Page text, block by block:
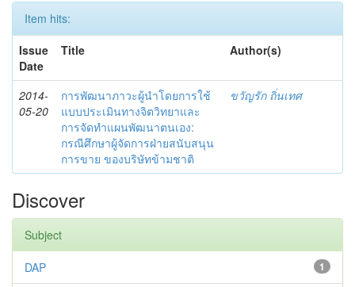
Item hits:
Issue
Date
Title Author(s)
2014-
05-20
การพัฒนาภาวะผู้นำโดยการใช้
แบบประเมินทางจิตวิทยาและ
การจัดทำแผนพัฒนาตนเอง:
กรณีศึกษาผู้จัดการฝ่ายสนับสนุน
การขาย ของบริษัทข้ามชาติ
ขวัญรัก ถิ่นเทศ
Discover
Subject
1
DAP